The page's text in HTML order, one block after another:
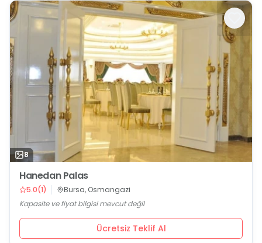
8
Hanedan Palas
5.0(1)
Bursa, Osmangazi
Kapasite ve fiyat bilgisi mevcut değil
Ücretsiz Teklif Al